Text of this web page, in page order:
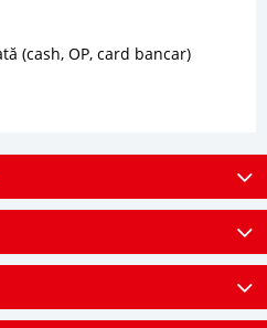
(cash, OP, card bancar)